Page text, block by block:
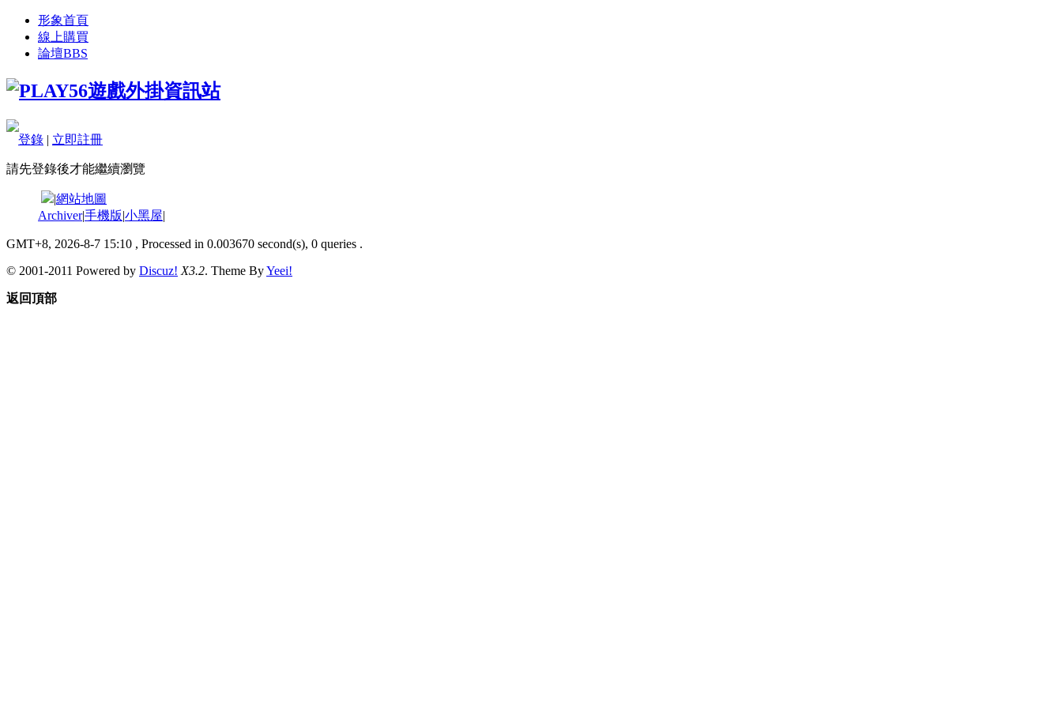
形象首頁
線上購買
論壇BBS
登錄 | 立即註冊
請先登錄後才能繼續瀏覽
|網站地圖
Archiver|手機版|小黑屋|
GMT+8, 2026-8-7 15:10 , Processed in 0.003670 second(s), 0 queries .
© 2001-2011 Powered by Discuz! X3.2. Theme ByYeei!
返回頂部